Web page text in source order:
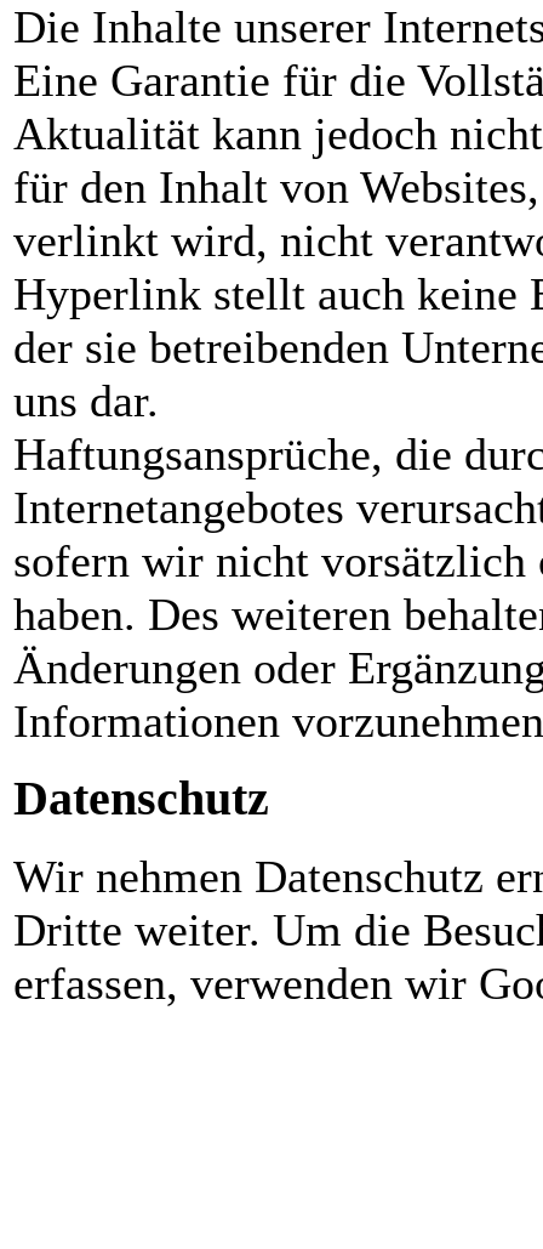
Die Inhalte unserer
Eine Garantie für die
Aktualität kann jedoch
für den Inhalt von
verlinkt wird, nicht
Hyperlink stellt auch keine
der sie betreibenden
uns dar.
Haftungsansprüche, die
Internetangebotes
sofern wir nicht vorsätzlich
haben. Des weiteren
Änderungen oder
Informationen
Datenschutz
Wir nehmen Datenschutz
Dritte weiter. Um die
erfassen, verwenden wir